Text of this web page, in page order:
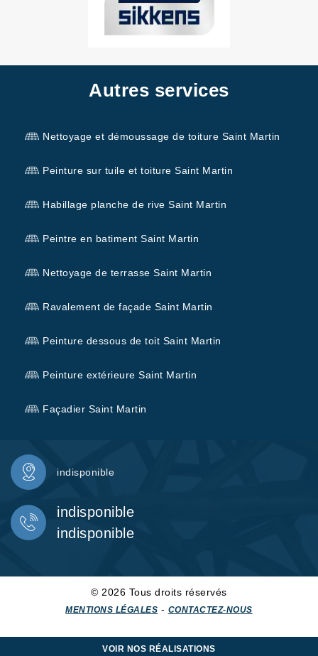
Autres services
Nettoyage et démoussage de toiture Saint Martin
Peinture sur tuile et toiture Saint Martin
Habillage planche de rive Saint Martin
Peintre en batiment Saint Martin
Nettoyage de terrasse Saint Martin
Ravalement de façade Saint Martin
Peinture dessous de toit Saint Martin
Peinture extérieure Saint Martin
Façadier Saint Martin
indisponible
indisponible
indisponible
© 2026 Tous droits réservés
MENTIONS LÉGALES - CONTACTEZ-NOUS
VOIR NOS RÉALISATIONS